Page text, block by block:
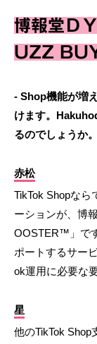
博報堂Ｄ
UZZ
- Shop機能が増
けます。
るのでしょうか。
赤松
TikTok Shopなら
ーションが、博
OOSTER™」で
ポートするサー
ok運用に必要な
星
他のTikTok